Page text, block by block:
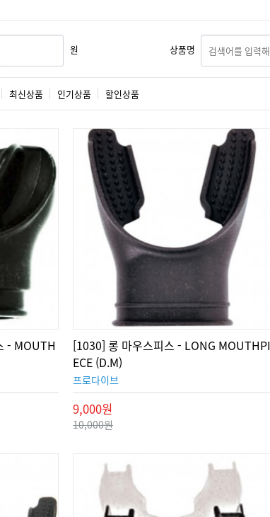
원 상품명
최신상품 인기상품 할인상품
- MOUTH
[1030] 롱 마우스피스 - LONG MOUTHPI
ECE (D.M)
프로다이브
9,000원
10,000원